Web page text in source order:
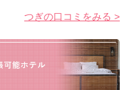
つぎの口コミをみる >